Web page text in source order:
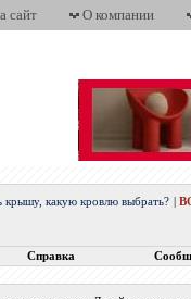
сайт О компании
какую кровлю выбрать?
Справка